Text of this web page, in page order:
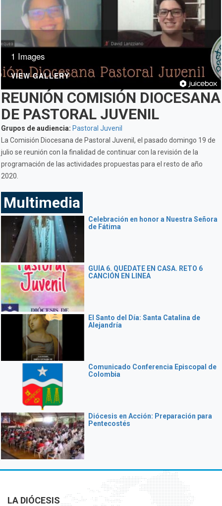
1 Images
VIEW GALLERY
REUNIÓN COMISIÓN DIOCESANA
DE PASTORAL JUVENIL
Grupos de audiencia: Pastoral Juvenil
La Comisión Diocesana de Pastoral Juvenil, el pasado domingo 19 de
julio se reunión con la finalidad de continuar con la revisión de la
programación de las actividades propuestas para el resto de año
2020.
Multimedia
Celebración en honor a Nuestra Señora
de Fátima
GUÍA 6. QUÉDATE EN CASA. RETO 6
CANCIÓN EN LINEA
El Santo del Día: Santa Catalina de
Alejandría
Comunicado Conferencia Episcopal de
Colombia
Diócesis en Acción: Preparación para
Pentecostés
LA DIÓCESIS